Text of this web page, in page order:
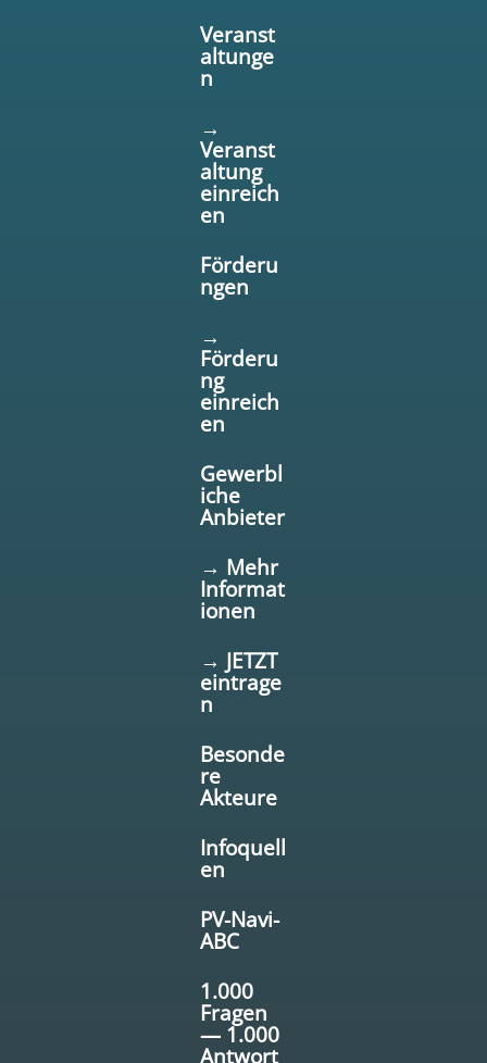
Veranst
altunge
n
→
Veranst
altung
einreich
en
Förderu
ngen
→
Förderu
ng
einreich
en
Gewerbl
iche
Anbieter
→ Mehr
Informat
ionen
→ JETZT
eintrage
n
Besonde
re
Akteure
Infoquell
en
PV-Navi-
ABC
1.000
Fragen
— 1.000
Antwort